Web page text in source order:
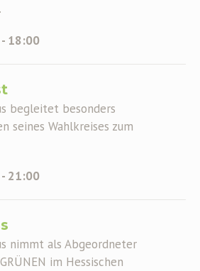
- 18:00
begleitet besonders
seines Wahlkreises zum
- 21:00
nimmt als Abgeordneter
im Hessischen